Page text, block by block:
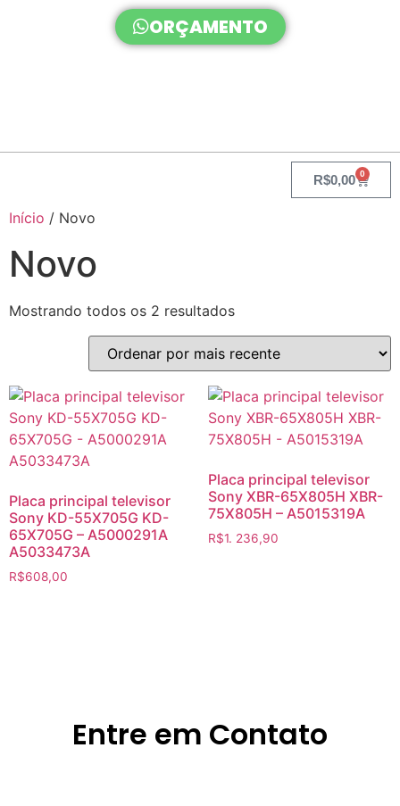
ORÇAMENTO
R$0,00 0
Início / Novo
Novo
Mostrando todos os 2 resultados
Placa principal televisor
Sony KD-55X705G KD-
65X705G – A5000291A
A5033473A
R$608,00
Placa principal televisor
Sony XBR-65X805H XBR-
75X805H – A5015319A
R$1. 236,90
Entre em Contato